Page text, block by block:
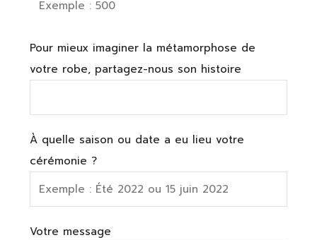
Pour mieux imaginer la métamorphose de
votre robe, partagez-nous son histoire
À quelle saison ou date a eu lieu votre
cérémonie ?
Votre message